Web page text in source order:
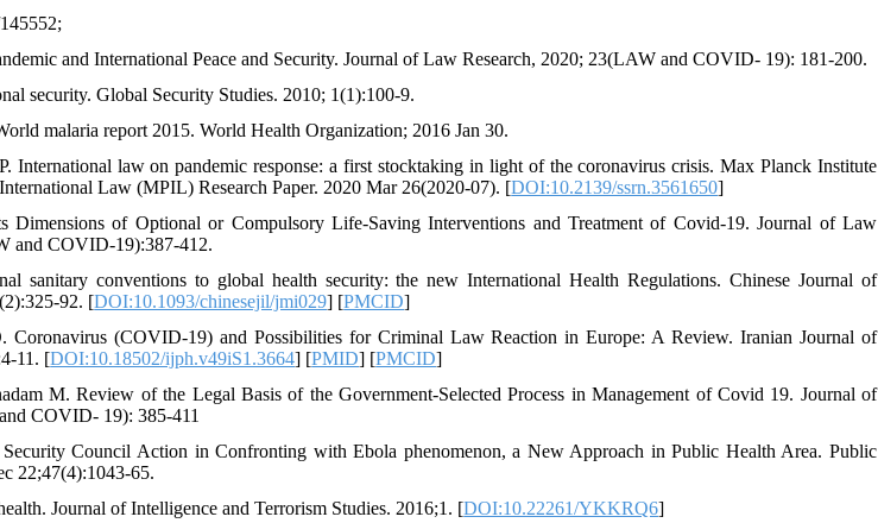
and International Peace and Security. Journal of Law Research, 2020; 23(LAW and COVID- 19): 181-200.
security. Global Security Studies. 2010; 1(1):100-9.
malaria report 2015. World Health Organization; 2016 Jan 30.
International law on pandemic response: a first stocktaking in light of the coronavirus crisis. Max Planck Institute
Law (MPIL) Research Paper. 2020 Mar 26(2020-07). [DOI:10.2139/ssrn.3561650]
Dimensions of Optional or Compulsory Life-Saving Interventions and Treatment of Covid-19. Journal of Law
and COVID-19):387-412.
sanitary conventions to global health security: the new International Health Regulations. Chinese Journal of
92. [DOI:10.1093/chinesejil/jmi029] [PMCID]
Coronavirus (COVID-19) and Possibilities for Criminal Law Reaction in Europe: A Review. Iranian Journal of
11. [DOI:10.18502/ijph.v49iS1.3664] [PMID] [PMCID]
M. Review of the Legal Basis of the Government-Selected Process in Management of Covid 19. Journal of
COVID- 19): 385-411
Council Action in Confronting with Ebola phenomenon, a New Approach in Public Health Area. Public
22;47(4):1043-65.
Journal of Intelligence and Terrorism Studies. 2016;1. [DOI:10.22261/YKKRQ6]